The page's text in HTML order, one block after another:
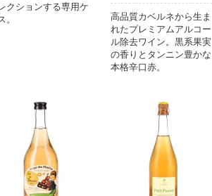
クションする専用ケ
。
高品質カベルネから生ま
れたプレミアムアルコー
ル除去ワイン。黒系果実
の香りとタンニン豊かな
本格辛口赤。